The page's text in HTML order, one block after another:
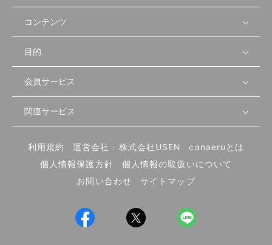
コンテンツ
無料開業相談
セミナー情報
セミナー動画
物件を探す
首都圏
北海道
先輩開業者の声
開業・経営に関する記事
編集ポリシー
業態別の開業方法
UIターン開業特集
目的
店舗運営
物件
内装・設備
食材・仕入れ
会員サービス
会員登録
ログイン
関連サービス
飲食店サクセスガイド（外部サイト）
利用規約 運営会社：株式会社USEN
canaeruとは
個人情報保護方針
個人情報の取扱いについて
お問い合わせ
サイトマップ